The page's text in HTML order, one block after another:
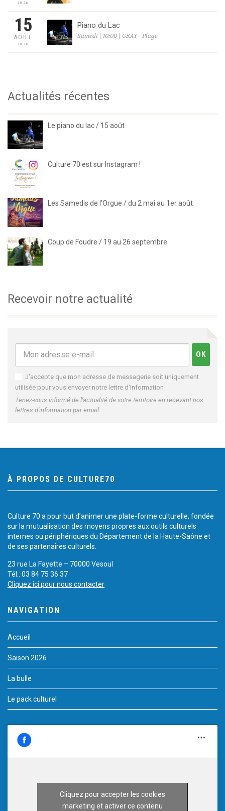
2026
15
AOÛT
2026
Piano du Lac
Samedi | 10:00 | GRAY - Plage
Actualités récentes
Le piano du lac / 15 août
Culture 70 est sur Instagram !
Les Samedis de l’Orgue / du 2 mai au 1er août
Coup de Foudre / 19 au 26 septembre
Recevoir notre actualité
J'accepte que mon adresse de messagerie soit uniquement
utilisée pour vous envoyer notre lettre d'information
Tenez-vous informé de l'actualité de votre territoire en recevant nos
lettres d'information par email
À PROPOS DE CULTURE70
Culture 70 a pour but d’animer une plate-forme culturelle, fondée
sur la mutualisation des moyens propres aux outils culturels
internes ou périphériques du Département de la Haute-Saône et
de ses partenaires culturels.
23 rue La Fayette – 70000 Vesoul
Tél.: 03 84 75 36 37
Cliquez ici pour nous contacter
NAVIGATION
Accueil
Saison 2026
La bulle
Le pack culturel
Cliquez pour accepter les cookies
marketing et activer ce contenu